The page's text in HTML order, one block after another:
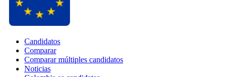
Candidatos
Comparar
Comparar múltiples candidatos
Noticias